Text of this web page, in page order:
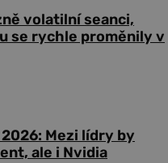
volatilní seanci,
se rychle proměnily v
Mezi lídry by
ale i Nvidia